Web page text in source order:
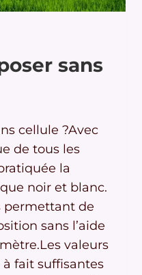
sans
cellule ?Avec
de tous les
la
noir et blanc.
permettant de
sans l’aide
valeurs
fait suffisantes